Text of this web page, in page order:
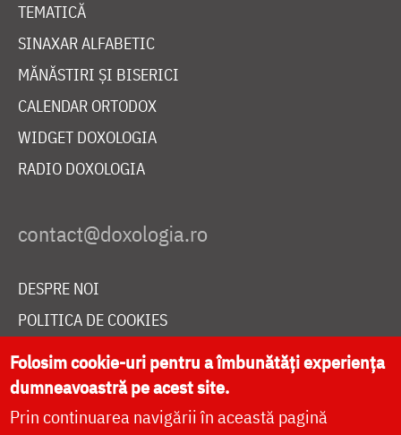
TEMATICĂ
SINAXAR ALFABETIC
MĂNĂSTIRI ȘI BISERICI
CALENDAR ORTODOX
WIDGET DOXOLOGIA
RADIO DOXOLOGIA
DESPRE NOI
POLITICA DE COOKIES
DONEAZĂ ONLINE PENTRU CATEDRALA NAȚIONALĂ
LIVE
Folosim cookie-uri pentru a îmbunătăți experiența
dumneavoastră pe acest site.
Prin continuarea navigării în această pagină